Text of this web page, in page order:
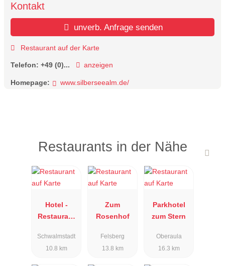
Kontakt
unverb. Anfrage senden
Restaurant auf der Karte
Telefon: +49 (0)... anzeigen
Homepage: www.silberseealm.de/
Restaurants in der Nähe
Hotel -
Restaurant
Schwalmstadt
10.8 km
Zum
Rosenhof
Felsberg
13.8 km
Parkhotel
zum Stern
Oberaula
16.3 km